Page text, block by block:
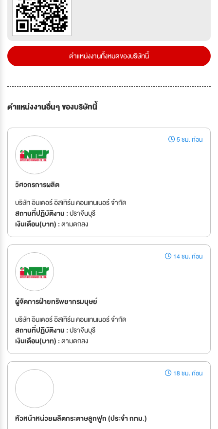
ตำแหน่งงานทั้งหมดของบริษัทนี้
ตำแหน่งงานอื่นๆ ของบริษัทนี้
5 ชม. ก่อน
วิศวกรการผลิต
บริษัท อินเตอร์ อิสเทิร์น คอนเทนเนอร์ จำกัด
สถานที่ปฏิบัติงาน :ปราจีนบุรี
เงินเดือน(บาท) :ตามตกลง
14 ชม. ก่อน
ผู้จัดการฝ่ายทรัพยากรมนุษย์
บริษัท อินเตอร์ อิสเทิร์น คอนเทนเนอร์ จำกัด
สถานที่ปฏิบัติงาน :ปราจีนบุรี
เงินเดือน(บาท) :ตามตกลง
18 ชม. ก่อน
หัวหน้าหน่วยผลิตกระดาษลูกฟูก (ประจำ กทม.)